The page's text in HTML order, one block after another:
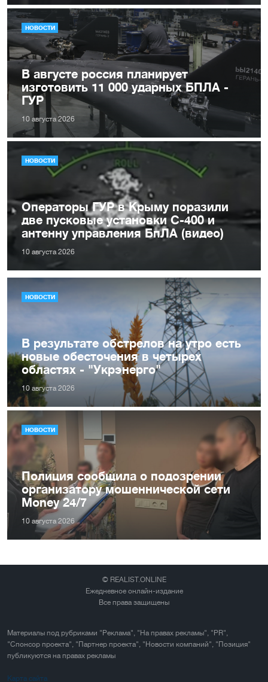
НОВОСТИ
В августе россия планирует
изготовить 11 000 ударных БПЛА -
ГУР
10 августа 2026
НОВОСТИ
Операторы ГУР в Крыму поразили
две пусковые установки С-400 и
антенну управления БпЛА (видео)
10 августа 2026
НОВОСТИ
В результате обстрелов на утро есть
новые обесточения в четырех
областях - "Укрэнерго"
10 августа 2026
НОВОСТИ
Полиция сообщила о подозрении
организатору мошеннической сети
Money 24/7
10 августа 2026
© REALIST.ONLINE
Ежедневное онлайн-издание
Все права защищены
Материалы под рубриками "Реклама", "На правах рекламы", "PR",
"Спонсор проекта", "Партнер проекта", "Новости компаний", "Позиция"
публикуются на правах рекламы
Карта сайта